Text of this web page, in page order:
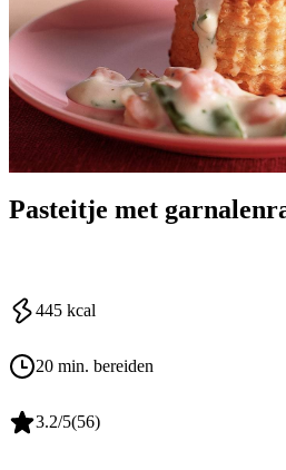
Pasteitje met
445 kcal
20 min. bereiden
3.2/5(56)